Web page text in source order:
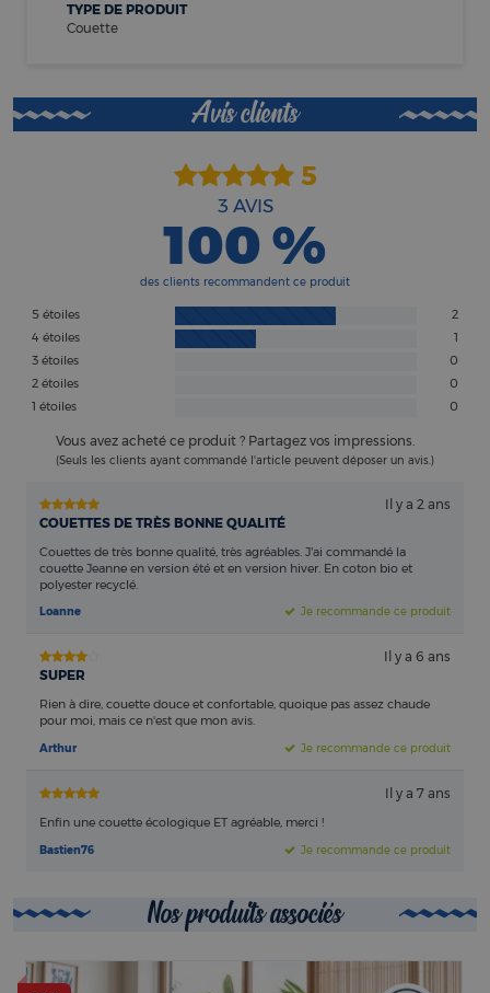
TYPE DE PRODUIT
Couette
Avis clients
5
3 AVIS
100 %
des clients recommandent ce produit
5 étoiles
2
4 étoiles
1
3 étoiles
0
2 étoiles
0
1 étoiles
0
Vous avez acheté ce produit ? Partagez vos impressions.
(Seuls les clients ayant commandé l'article peuvent déposer un avis.)
COUETTES DE TRÈS BONNE QUALITÉ
Il y a 2 ans
Couettes de très bonne qualité, très agréables. J’ai commandé la
couette Jeanne en version été et en version hiver. En coton bio et
polyester recyclé.
Loanne
Je recommande ce produit
SUPER
Il y a 6 ans
Rien à dire, couette douce et confortable, quoique pas assez chaude
pour moi, mais ce n'est que mon avis.
Arthur
Je recommande ce produit
Il y a 7 ans
Enfin une couette écologique ET agréable, merci !
Bastien76
Je recommande ce produit
Nos produits associés